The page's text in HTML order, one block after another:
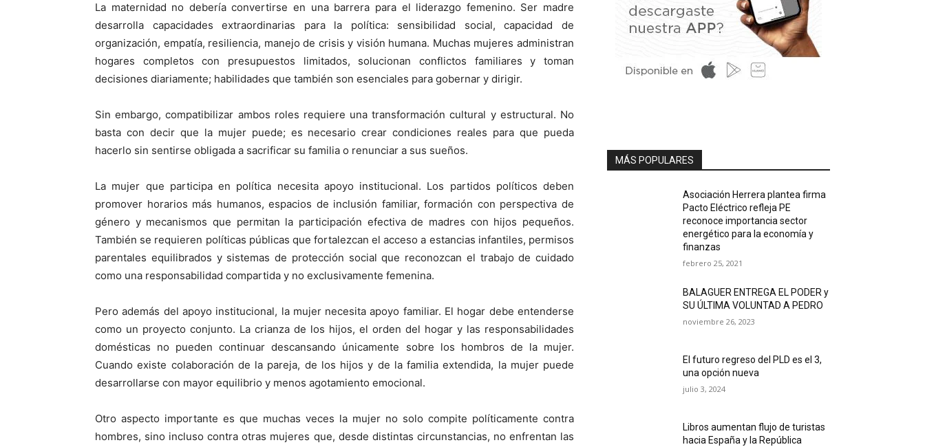
La maternidad no debería convertirse en una barrera para el liderazgo femenino. Ser madre
desarrolla capacidades extraordinarias para la política: sensibilidad social, capacidad de
organización, empatía, resiliencia, manejo de crisis y visión humana. Muchas mujeres administran
hogares completos con presupuestos limitados, solucionan conflictos familiares y toman
decisiones diariamente; habilidades que también son esenciales para gobernar y dirigir.
Sin embargo, compatibilizar ambos roles requiere una transformación cultural y estructural. No
basta con decir que la mujer puede; es necesario crear condiciones reales para que pueda
hacerlo sin sentirse obligada a sacrificar su familia o renunciar a sus sueños.
La mujer que participa en política necesita apoyo institucional. Los partidos políticos deben
promover horarios más humanos, espacios de inclusión familiar, formación con perspectiva de
género y mecanismos que permitan la participación efectiva de madres con hijos pequeños.
También se requieren políticas públicas que fortalezcan el acceso a estancias infantiles, permisos
parentales equilibrados y sistemas de protección social que reconozcan el trabajo de cuidado
como una responsabilidad compartida y no exclusivamente femenina.
Pero además del apoyo institucional, la mujer necesita apoyo familiar. El hogar debe entenderse
como un proyecto conjunto. La crianza de los hijos, el orden del hogar y las responsabilidades
domésticas no pueden continuar descansando únicamente sobre los hombros de la mujer.
Cuando existe colaboración de la pareja, de los hijos y de la familia extendida, la mujer puede
desarrollarse con mayor equilibrio y menos agotamiento emocional.
Otro aspecto importante es que muchas veces la mujer no solo compite políticamente contra
hombres, sino incluso contra otras mujeres que, desde distintas circunstancias, no enfrentan las
MÁS POPULARES
Asociación Herrera plantea firma
Pacto Eléctrico refleja PE
reconoce importancia sector
energético para la economía y
finanzas
febrero 25, 2021
BALAGUER ENTREGA EL PODER y
SU ÚLTIMA VOLUNTAD A PEDRO
noviembre 26, 2023
El futuro regreso del PLD es el 3,
una opción nueva
julio 3, 2024
Libros aumentan flujo de turistas
hacia España y la República